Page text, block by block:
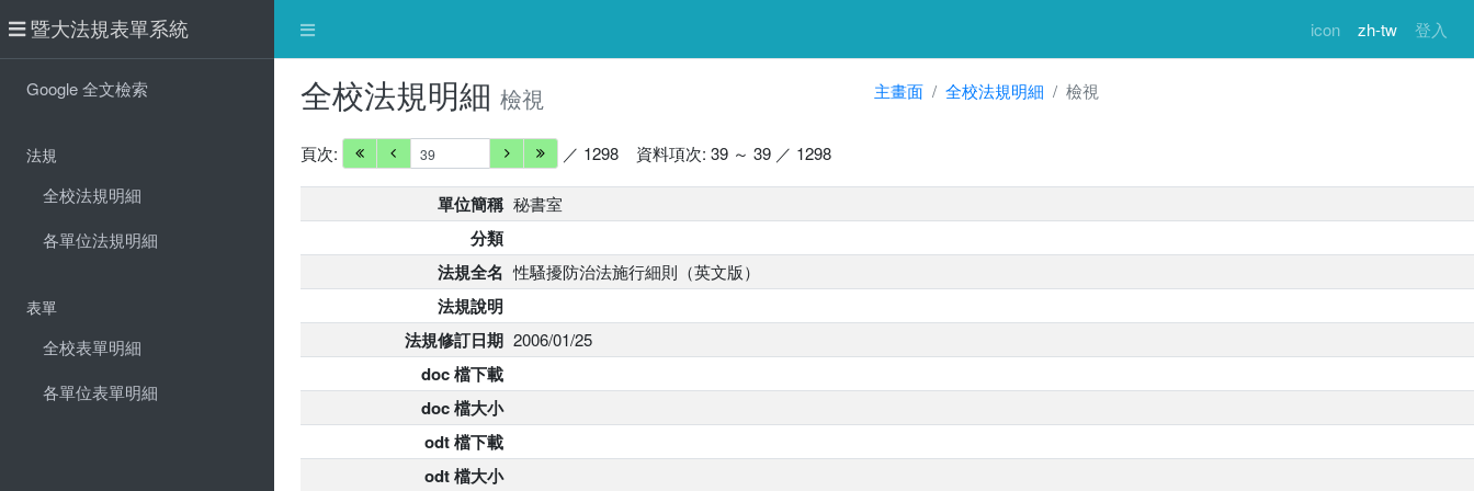
icon zh-tw 登入
暨大法規表單系統
Google 全文檢索
法規
全校法規明細
各單位法規明細
表單
全校表單明細
各單位表單明細
全校法規明細 檢視 主畫面 全校法規明細 檢視
頁次: ／ 1298 資料項次: 39 ～ 39 ／ 1298
單位簡稱 秘書室
分類
法規全名 性騷擾防治法施行細則（英文版）
法規說明
法規修訂日期 2006/01/25
doc 檔下載
doc 檔大小
odt 檔下載
odt 檔大小